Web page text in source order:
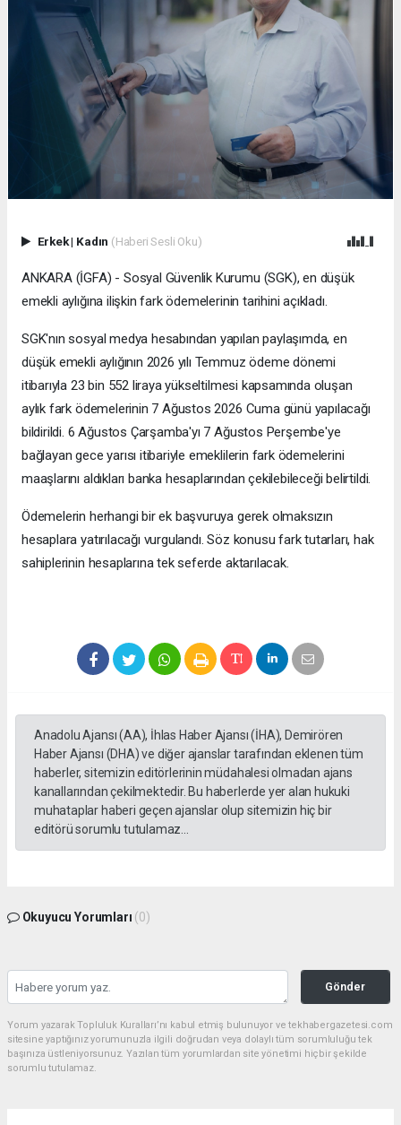
Erkek| Kadın (Haberi Sesli Oku)
ANKARA (İGFA) - Sosyal Güvenlik Kurumu (SGK), en düşük
emekli aylığına ilişkin fark ödemelerinin tarihini açıkladı.
SGK'nın sosyal medya hesabından yapılan paylaşımda, en
düşük emekli aylığının 2026 yılı Temmuz ödeme dönemi
itibarıyla 23 bin 552 liraya yükseltilmesi kapsamında oluşan
aylık fark ödemelerinin 7 Ağustos 2026 Cuma günü yapılacağı
bildirildi. 6 Ağustos Çarşamba'yı 7 Ağustos Perşembe'ye
bağlayan gece yarısı itibariyle emeklilerin fark ödemelerini
maaşlarını aldıkları banka hesaplarından çekilebileceği belirtildi.
Ödemelerin herhangi bir ek başvuruya gerek olmaksızın
hesaplara yatırılacağı vurgulandı. Söz konusu fark tutarları, hak
sahiplerinin hesaplarına tek seferde aktarılacak.
Anadolu Ajansı (AA), İhlas Haber Ajansı (İHA), Demirören
Haber Ajansı (DHA) ve diğer ajanslar tarafından eklenen tüm
haberler, sitemizin editörlerinin müdahalesi olmadan ajans
kanallarından çekilmektedir. Bu haberlerde yer alan hukuki
muhataplar haberi geçen ajanslar olup sitemizin hiç bir
editörü sorumlu tutulamaz...
Okuyucu Yorumları (0)
Gönder
Yorum yazarak Topluluk Kuralları’nı kabul etmiş bulunuyor ve tekhabergazetesi.com
sitesine yaptığınız yorumunuzla ilgili doğrudan veya dolaylı tüm sorumluluğu tek
başınıza üstleniyorsunuz. Yazılan tüm yorumlardan site yönetimi hiçbir şekilde
sorumlu tutulamaz.